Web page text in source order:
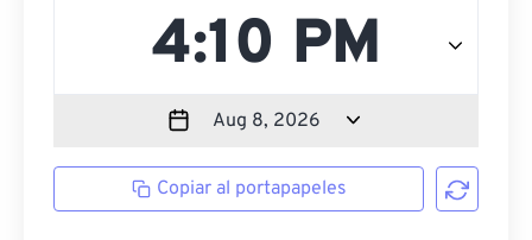
Copiar al portapapeles